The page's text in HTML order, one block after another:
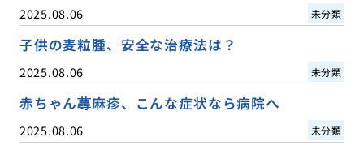
2025.08.06 未分類
子供の麦粒腫、安全な治療法は？
2025.08.06 未分類
赤ちゃん蕁麻疹、こんな症状なら病院へ
2025.08.06 未分類